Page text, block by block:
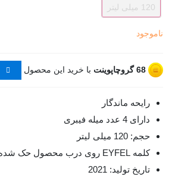
120 میلی لیتر
ناموجود
68گروچاپوینت با خرید این محصول
رایحه ماندگار
دارای 4 عدد میله فیبری
حجم: 120 میلی لیتر
کلمه EYFEL روی درب محصول حک شده است.
تاریخ تولید: 2021